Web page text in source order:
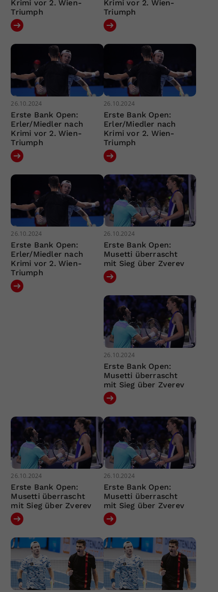
Krimi vor 2. Wien-
Triumph
Krimi vor 2. Wien-
Triumph
26.10.2024
Erste Bank Open:
Erler/Miedler nach
Krimi vor 2. Wien-
Triumph
26.10.2024
Erste Bank Open:
Erler/Miedler nach
Krimi vor 2. Wien-
Triumph
26.10.2024
Erste Bank Open:
Erler/Miedler nach
Krimi vor 2. Wien-
Triumph
26.10.2024
Erste Bank Open:
Musetti überrascht
mit Sieg über Zverev
26.10.2024
Erste Bank Open:
Musetti überrascht
mit Sieg über Zverev
26.10.2024
Erste Bank Open:
Musetti überrascht
mit Sieg über Zverev
26.10.2024
Erste Bank Open:
Musetti überrascht
mit Sieg über Zverev